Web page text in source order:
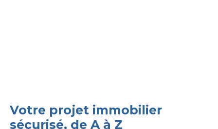
Votre projet immobilier
sécurisé, de A à Z